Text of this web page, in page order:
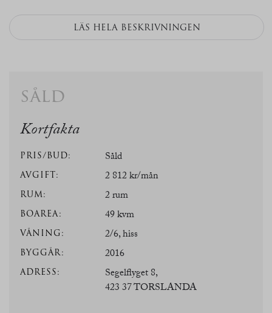
LÄS HELA BESKRIVNINGEN
såld
Kortfakta
PRIS/BUD: Såld
AVGIFT: 2 812 kr/mån
RUM: 2 rum
BOAREA: 49 kvm
VÅNING: 2/6, hiss
BYGGÅR: 2016
ADRESS:
Segelflyget 8,
423 37 TORSLANDA